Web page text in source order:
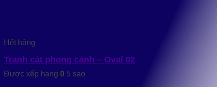
Hết hàng
Tranh cát phong cảnh – Oval 02
Được xếp hạng 0 5 sao